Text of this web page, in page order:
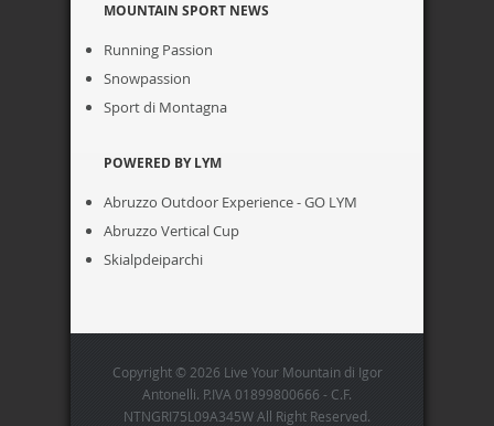
MOUNTAIN SPORT NEWS
Running Passion
Snowpassion
Sport di Montagna
POWERED BY LYM
Abruzzo Outdoor Experience - GO LYM
Abruzzo Vertical Cup
Skialpdeiparchi
Copyright © 2026 Live Your Mountain di Igor
Antonelli. P.IVA 01899800666 - C.F.
NTNGRI75L09A345W All Right Reserved.